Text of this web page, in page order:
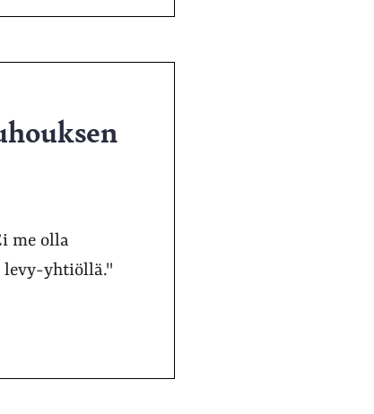
me olla
levy-yhtiöllä."